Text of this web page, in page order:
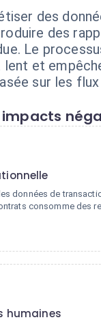
des
des
Le
lent et
sur les
données de
consomme des
humaines